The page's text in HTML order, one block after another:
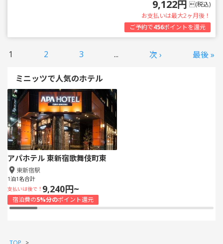
9,122円 (税込)
お支払いは最大2ヶ月後！
ご予約で456ポイントを還元
1 2 3 ... 次 › 最後 »
ミニッツで人気のホテル
アパホテル 東新宿歌舞伎町東
東新宿駅
1泊1名合計
支払いは後で！ 9,240円~
宿泊費の5%分のポイント還元